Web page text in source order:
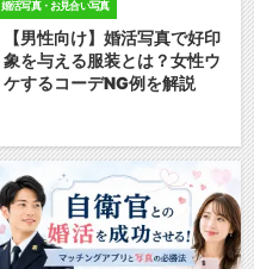
婚活写真・お見合い写真
【男性向け】婚活写真で好印
象を与える服装とは？女性ウ
ケするコーデNG例を解説